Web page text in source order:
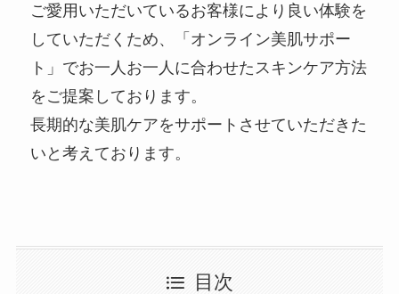
ご愛用いただいているお客様により良い体験を
していただくため、「オンライン美肌サポー
ト」でお一人お一人に合わせたスキンケア方法
をご提案しております。
長期的な美肌ケアをサポートさせていただきた
いと考えております。
目次